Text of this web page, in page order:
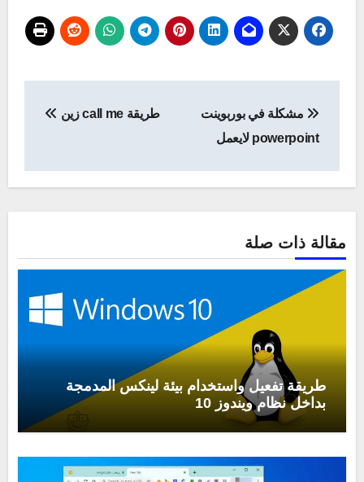
المقالات
مشكلة في بوربوينت
powerpoint لايعمل
طريقة call me زين
مقالة ذات صلة
طريقة تفعيل واستخدام بيئة لينكس المدمجة
بداخل نظام ويندوز 10